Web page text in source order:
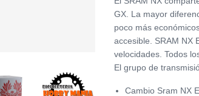
GX. La mayor
poco más
accesible. SRAM NX
velocidades. Todos
El grupo de
Cambio Sram NX